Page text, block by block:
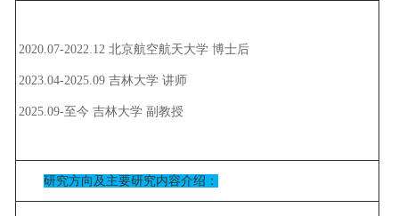
2020.07-2022.12 北京航空航天大学 博士后
2023.04-2025.09 吉林大学 讲师
2025.09-至今 吉林大学 副教授
研究方向及主要研究内容介绍：